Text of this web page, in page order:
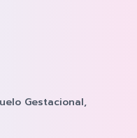
Gestacional,